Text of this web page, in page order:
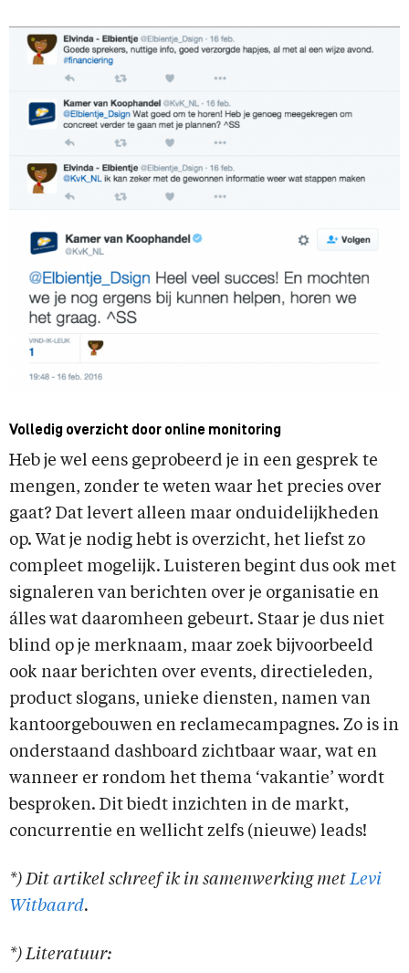
Volledig overzicht door online monitoring
Heb je wel eens geprobeerd je in een gesprek te
mengen, zonder te weten waar het precies over
gaat? Dat levert alleen maar onduidelijkheden
op. Wat je nodig hebt is overzicht, het liefst zo
compleet mogelijk. Luisteren begint dus ook met
signaleren van berichten over je organisatie en
álles wat daaromheen gebeurt. Staar je dus niet
blind op je merknaam, maar zoek bijvoorbeeld
ook naar berichten over events, directieleden,
product slogans, unieke diensten, namen van
kantoorgebouwen en reclamecampagnes. Zo is in
onderstaand dashboard zichtbaar waar, wat en
wanneer er rondom het thema ‘vakantie’ wordt
besproken. Dit biedt inzichten in de markt,
concurrentie en wellicht zelfs (nieuwe) leads!
*) Dit artikel schreef ik in samenwerking met Levi
Witbaard.
*) Literatuur: